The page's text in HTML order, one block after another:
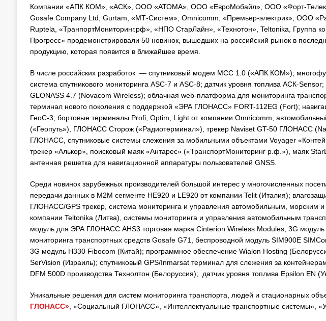
Компании «АПК КОМ», «АСК», ООО «АТОМА», ООО «ЕвроМобайл», ООО «Форт-
Gosafe Company Ltd, Gurtam, «МТ-Систем», Omnicomm, «Премьер-электрик», ООО
Ruptela, «ТранпортМониторинг.рф», «НПО СтарЛайн», «Технотон», Teltonika, Группа
Прогресс» продемонстрировали 50 новинок, вышедших на российский рынок в
продукцию, которая появится в ближайшее время.
В числе российских разработок — спутниковый модем МСС 1.0 («АПК КОМ»);
система спутникового мониторинга ASC-7 и ASC-8; датчик уровня топлива АСК-
GLONASS 4.7 (Novacom Wireless); облачная web-платформа для мониторинга
терминал нового поколения с поддержкой «ЭРА ГЛОНАСС» FORT-112EG (Fort);
ГеоС-3; бортовые терминалы Profi, Optim, Light от компании Omnicomm;
(«Геопуть»), ГЛОНАСС Сторож («Радиотерминал»), трекер Naviset GT-50 ГЛОНАСС
ГЛОНАСС, спутниковые системы слежения за мобильными объектами Voyager
трекер «Алькор», поисковый маяк «Антарес» («ТранспортМониторинг р.ф.»), маяк
антенная решетка для навигационной аппаратуры пользователей GNSS.
Среди новинок зарубежных производителей большой интерес у многочисленных
передачи данных в М2М сегменте НЕ920 и LE920 от компании Telit (Италия);
ГЛОНАСС/GPS трекер, система мониторинга и управления автомобильным, морским
компании Teltonika (Литва), системы мониторинга и управления автомобильным
модуль для ЭРА ГЛОНАСС AHS3 торговая марка Cinterion Wireless Modules, 3G
мониторинга транспортных средств Gosafe G71, беспроводной модуль SIM900E
3G модуль Н330 Fibocom (Китай); программное обеспечение Wialon Hosting
SerVision (Израиль); спутниковый GPS/Inmarsat терминал для слежения за
DFM 500D производства Технолтон (Белоруссия); датчик уровня топлива Epsilon EN
Уникальные решения для систем мониторинга транспорта, людей и стационарных
ГЛОНАСС», «Социальный ГЛОНАСС», «Интеллектуальные транспортные системы»,